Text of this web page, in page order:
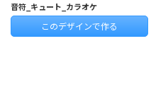
音符_キュート_カラオケ
このデザインで作る